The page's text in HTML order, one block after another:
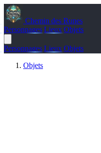
Chemin des Runes
Personnages Lieux Objets
Personnages Lieux Objets
Objets